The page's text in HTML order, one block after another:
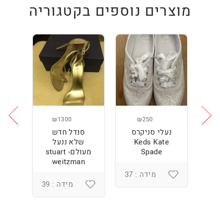
מוצרים נוספים בקטגוריה
₪250
נעלי סניקרס
Keds Kate
Spade
מידה : 37
₪1300
סנדל חדש
שלא ננעל
מעולם- stuart
weitzman
מידה : 39